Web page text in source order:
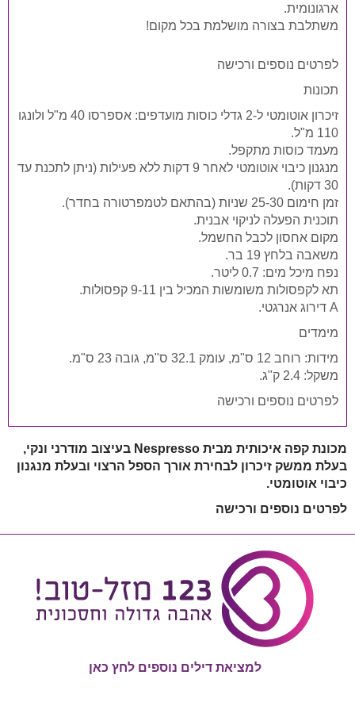
ארגונומית.
משתלבת בצורה מושלמת בכל מקום!
לפרטים נוספים ורכישה
תכונות
זיכרון אוטומטי ל-2 גדלי כוסות מועדפים: אספרסו 40 מ"ל ולונגו
110 מ"ל.
מעמד כוסות מתקפל.
מנגנון כיבוי אוטומטי לאחר 9 דקות ללא פעילות (ניתן לתכנת עד
30 דקות).
זמן חימום 25-30 שניות (בהתאם לטמפרטורה בחדר).
תוכנית הפעלה לניקוי אבנית.
מקום אחסון לכבל החשמל.
משאבה בלחץ 19 בר.
נפח מיכל מים: 0.7 ליטר.
תא לקפסולות משומשות המכיל בין 9-11 קפסולות.
A דירוג אנרגטי.
מימדים
מידות: רוחב 12 ס"מ, עומק 32.1 ס"מ, גובה 23 ס"מ.
משקל: 2.4 ק"ג.
לפרטים נוספים ורכישה
מכונת קפה איכותית מבית Nespresso בעיצוב מודרני ונקי,
בעלת ממשק זיכרון לבחירת אורך הספל הרצוי ובעלת מנגנון
כיבוי אוטומטי.
לפרטים נוספים ורכישה
למציאת דילים נוספים לחץ כאן